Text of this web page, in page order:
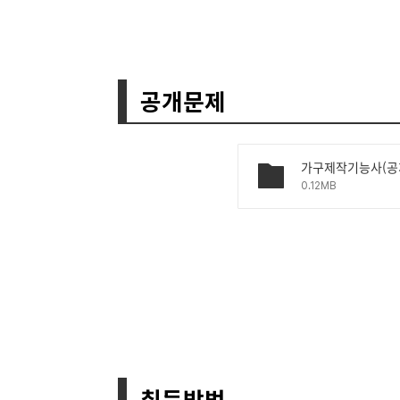
공개문제
0.12MB